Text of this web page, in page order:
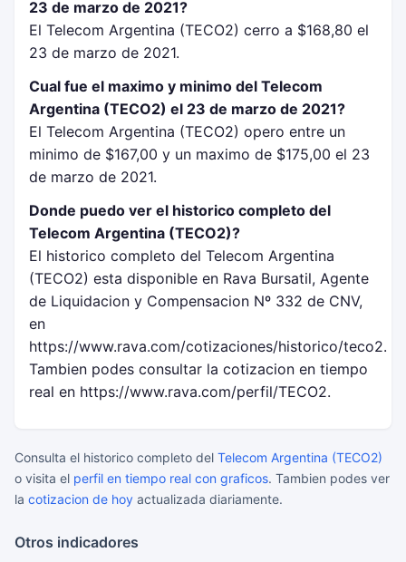
23 de marzo de 2021?
El Telecom Argentina (TECO2) cerro a $168,80 el
23 de marzo de 2021.
Cual fue el maximo y minimo del Telecom
Argentina (TECO2) el 23 de marzo de 2021?
El Telecom Argentina (TECO2) opero entre un
minimo de $167,00 y un maximo de $175,00 el 23
de marzo de 2021.
Donde puedo ver el historico completo del
Telecom Argentina (TECO2)?
El historico completo del Telecom Argentina
(TECO2) esta disponible en Rava Bursatil, Agente
de Liquidacion y Compensacion Nº 332 de CNV,
en
https://www.rava.com/cotizaciones/historico/teco2.
Tambien podes consultar la cotizacion en tiempo
real en https://www.rava.com/perfil/TECO2.
Consulta el historico completo del Telecom Argentina (TECO2)
o visita el perfil en tiempo real con graficos. Tambien podes ver
la cotizacion de hoy actualizada diariamente.
Otros indicadores